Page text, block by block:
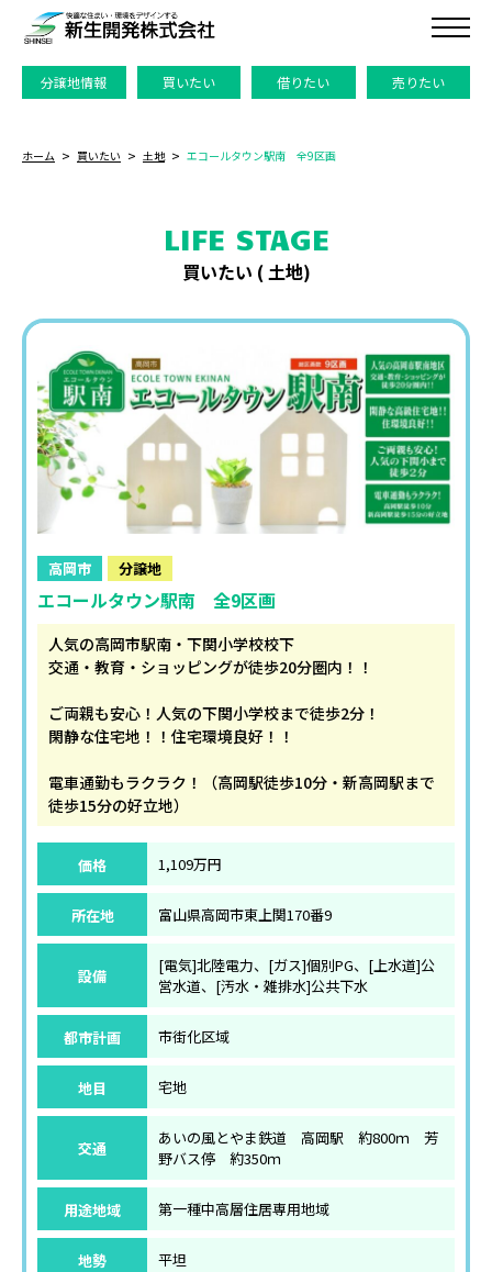
分譲地情報 買いたい 借りたい 売りたい
ホーム 買いたい 土地 エコールタウン駅南 全9区画
LIFE STAGE
買いたい (土地)
高岡市 分譲地
エコールタウン駅南 全9区画
人気の高岡市駅南・下関小学校校下
交通・教育・ショッピングが徒歩20分圏内！！
ご両親も安心！人気の下関小学校まで徒歩2分！
閑静な住宅地！！住宅環境良好！！
電車通勤もラクラク！（高岡駅徒歩10分・新高岡駅まで
徒歩15分の好立地）
価格 1,109万円
所在地 富山県高岡市東上関170番9
設備
[電気]北陸電力、[ガス]個別PG、[上水道]公
営水道、[汚水・雑排水]公共下水
都市計画 市街化区域
地目 宅地
交通
あいの風とやま鉄道 高岡駅 約800ｍ 芳
野バス停 約350ｍ
用途地域 第一種中高層住居専用地域
地勢 平坦